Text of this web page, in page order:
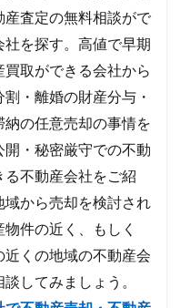
産査定の無料相談がで
社を探す。高値で早期
買取ができる会社から
・離婚の財産分与・
納の任意売却の事情を
開・秘密厳守での不動
る不動産会社をご紹
域から売却を検討され
件の近く、もしく
近くの地域の不動産会
してみましょう。